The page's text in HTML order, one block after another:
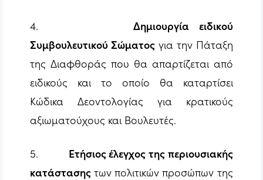
4. Δημιουργία ειδικού
Συμβουλευτικού Σώματος για την Πάταξη
της Διαφθοράς που θα απαρτίζεται από
ειδικούς και το οποίο θα καταρτίσει
Κώδικα Δεοντολογίας για κρατικούς
αξιωματούχους και Βουλευτές.
5. Ετήσιος έλεγχος της περιουσιακής
κατάστασης των πολιτικών προσώπων της